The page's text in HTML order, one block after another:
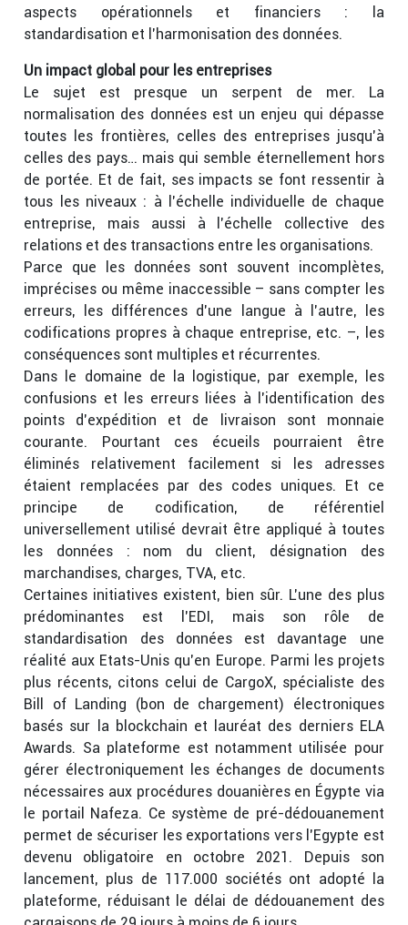
aspects opérationnels et financiers : la
standardisation et l’harmonisation des données.
Un impact global pour les entreprises
Le sujet est presque un serpent de mer. La
normalisation des données est un enjeu qui dépasse
toutes les frontières, celles des entreprises jusqu’à
celles des pays… mais qui semble éternellement hors
de portée. Et de fait, ses impacts se font ressentir à
tous les niveaux : à l’échelle individuelle de chaque
entreprise, mais aussi à l’échelle collective des
relations et des transactions entre les organisations.
Parce que les données sont souvent incomplètes,
imprécises ou même inaccessible – sans compter les
erreurs, les différences d’une langue à l’autre, les
codifications propres à chaque entreprise, etc. –, les
conséquences sont multiples et récurrentes.
Dans le domaine de la logistique, par exemple, les
confusions et les erreurs liées à l’identification des
points d’expédition et de livraison sont monnaie
courante. Pourtant ces écueils pourraient être
éliminés relativement facilement si les adresses
étaient remplacées par des codes uniques. Et ce
principe de codification, de référentiel
universellement utilisé devrait être appliqué à toutes
les données : nom du client, désignation des
marchandises, charges, TVA, etc.
Certaines initiatives existent, bien sûr. L’une des plus
prédominantes est l’EDI, mais son rôle de
standardisation des données est davantage une
réalité aux Etats-Unis qu’en Europe. Parmi les projets
plus récents, citons celui de CargoX, spécialiste des
Bill of Landing (bon de chargement) électroniques
basés sur la blockchain et lauréat des derniers ELA
Awards. Sa plateforme est notamment utilisée pour
gérer électroniquement les échanges de documents
nécessaires aux procédures douanières en Égypte via
le portail Nafeza. Ce système de pré-dédouanement
permet de sécuriser les exportations vers l’Egypte est
devenu obligatoire en octobre 2021. Depuis son
lancement, plus de 117.000 sociétés ont adopté la
plateforme, réduisant le délai de dédouanement des